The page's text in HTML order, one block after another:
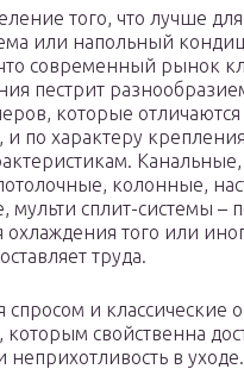
того, что лучше
или напольный
современный рынок
пестрит
которые отличаются
и по характеру
Канальные,
колонные,
мульти сплит-системы –
охлаждения того или
труда.
спросом и классические
которым свойственна
неприхотливость в